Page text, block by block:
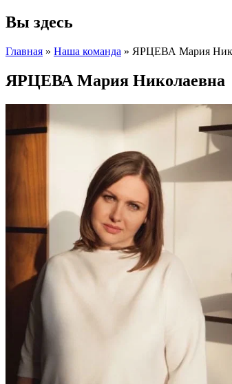
Вы здесь
Главная » Наша команда » ЯРЦЕВА Мария
ЯРЦЕВА Мария Николаевна